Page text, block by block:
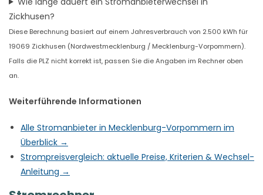
Zickhusen?
Diese Berechnung basiert auf einem Jahresverbrauch von 2.500 kWh für
19069 Zickhusen (Nordwestmecklenburg / Mecklenburg-Vorpommern).
Falls die PLZ nicht korrekt ist, passen Sie die Angaben im Rechner oben
an.
Weiterführende Informationen
Alle Stromanbieter in Mecklenburg-Vorpommern im
Überblick →
Strompreisvergleich: aktuelle Preise, Kriterien & Wechsel-
Anleitung →